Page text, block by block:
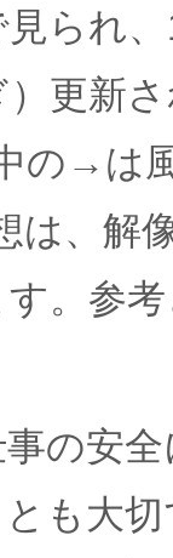
られ
）更新
の→は
は、解
。参
の安
も大